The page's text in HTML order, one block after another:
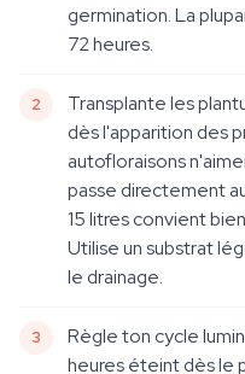
germination. La
72 heures.
Transplante les
dès l'apparition des
autofloraisons
passe directement
15 litres convient
Utilise un substrat
le drainage.
Règle ton cycle
heures éteint dès le